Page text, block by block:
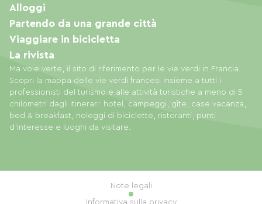
Ma voie verte, il sito di riferimento per le vie verdi in Francia.
Scopri la mappa delle vie verdi francesi insieme a tutti i
professionisti del turismo e alle attività turistiche a meno di 5
chilometri dagli itinerari: hotel, campeggi, gîte, case vacanza,
bed & breakfast, noleggi di biciclette, ristoranti, punti
d'interesse e luoghi da visitare.
Alloggi
Partendo da una grande città
Viaggiare in bicicletta
La rivista
Note legali
Informativa sulla privacy